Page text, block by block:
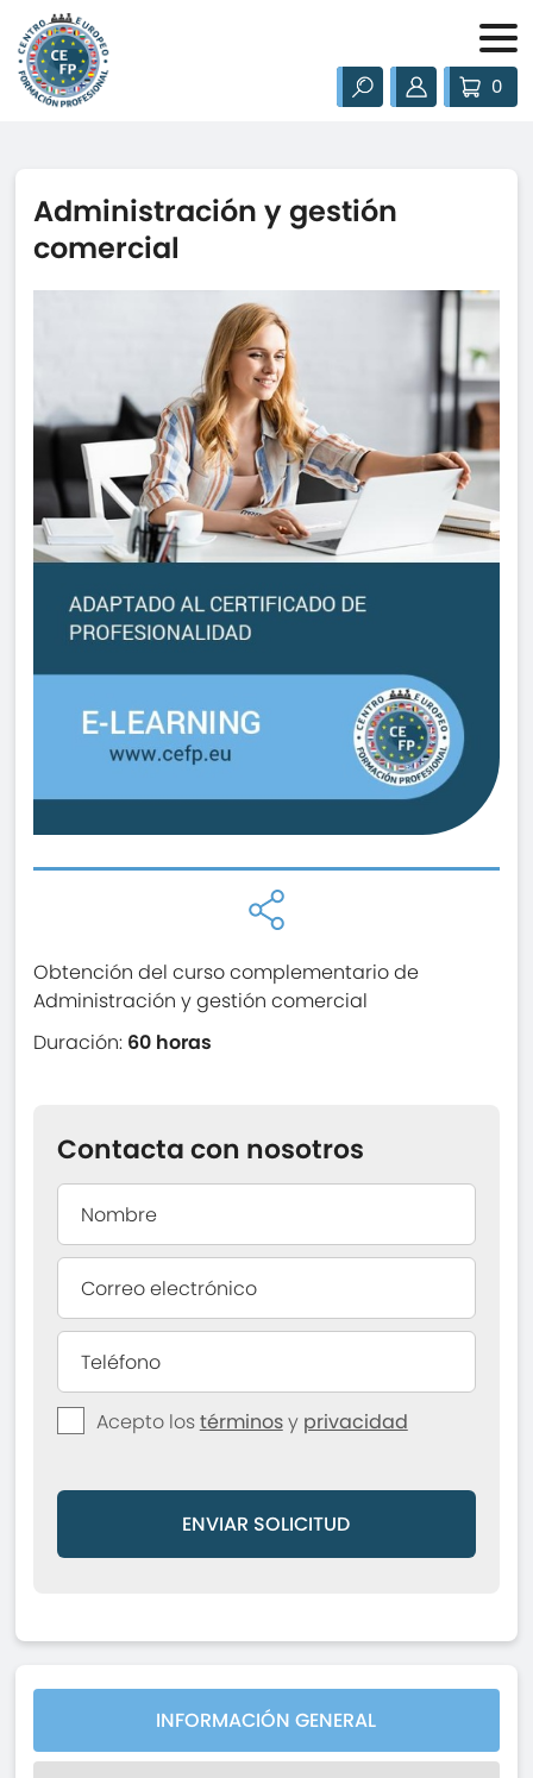
0
Administración y gestión
comercial
Obtención del curso complementario de
Administración y gestión comercial
Duración: 60 horas
Contacta con nosotros
Acepto lostérminosy privacidad
ENVIAR SOLICITUD
INFORMACIÓN GENERAL